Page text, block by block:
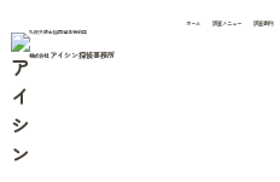
札幌弁護士協同組合特約店
株式会社 アイシン探偵事務所
ホーム 調査メニュー 調査事例